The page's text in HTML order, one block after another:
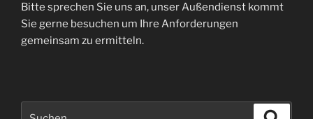
Bitte sprechen Sie uns an, unser Außendienst kommt
Sie gerne besuchen um Ihre Anforderungen
gemeinsam zu ermitteln.